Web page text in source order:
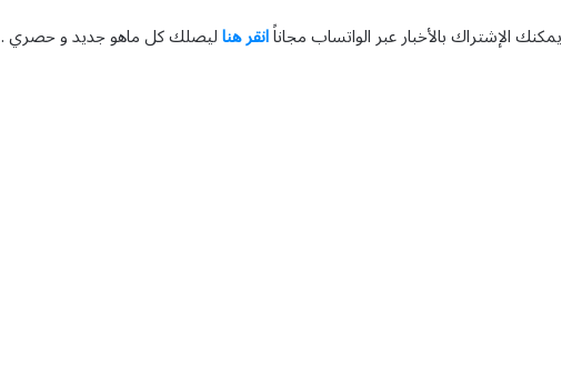
يمكنك الإشتراك بالأخبار عبر الواتساب مجاناًانقر هناليصلك كل ماهو جديد و حصري .